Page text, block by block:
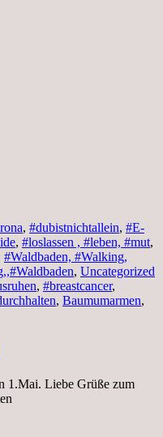
, #dubistnichtallein, #E-
, #loslassen , #leben, #mut,
#Waldbaden, #Walking,
, Uncategorized
, #breastcancer,
, Baumumarmen,
1.Mai. Liebe Grüße zum